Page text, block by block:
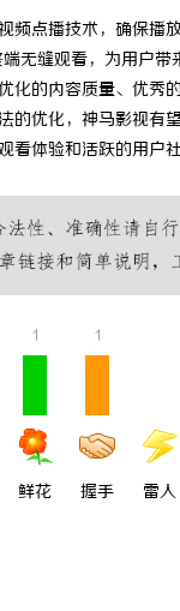
频点播技术，确保
无缝观看，为用户带
化的内容质量、优
的优化，神马影视有
看体验和活跃的用
1
鲜花
1
握手 雷人
燥症患者口干眼燥熬
？老中医：一张辨证